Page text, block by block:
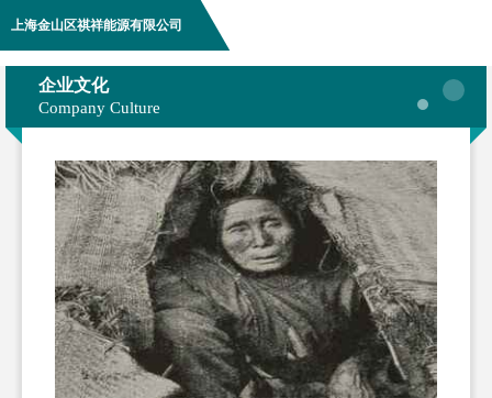
上海金山区祺祥能源有限公司
企业文化
Company Culture